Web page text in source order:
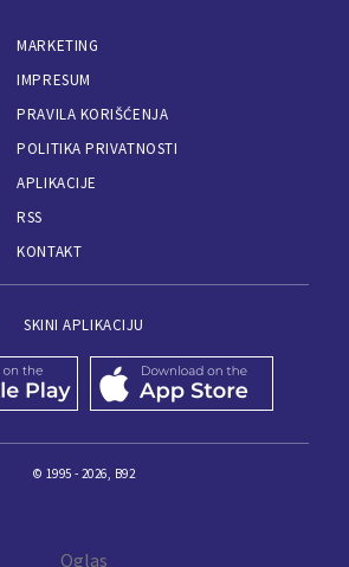
MARKETING
IMPRESUM
PRAVILA KORIŠĆENJA
POLITIKA PRIVATNOSTI
APLIKACIJE
RSS
KONTAKT
SKINI APLIKACIJU
© 1995 - 2026, B92